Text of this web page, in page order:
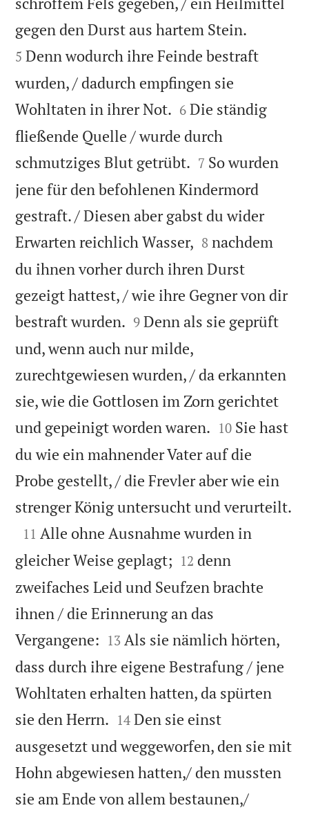
gegen den Durst aus hartem Stein.
5 Denn wodurch ihre Feinde bestraft
wurden, / dadurch empfingen sie
Wohltaten in ihrer Not. 

6 Die ständig
fließende Quelle / wurde durch
schmutziges Blut getrübt. 

7 So wurden
jene für den befohlenen Kindermord
gestraft. / Diesen aber gabst du wider
Erwarten reichlich Wasser, 

8 nachdem
du ihnen vorher durch ihren Durst
gezeigt hattest, / wie ihre Gegner von dir
bestraft wurden. 

9 Denn als sie geprüft
und, wenn auch nur milde,
zurechtgewiesen wurden, / da erkannten
sie, wie die Gottlosen im Zorn gerichtet
und gepeinigt worden waren. 

10 Sie hast
du wie ein mahnender Vater auf die
Probe gestellt, / die Frevler aber wie ein
strenger König untersucht und verurteilt.

11 Alle ohne Ausnahme wurden in
gleicher Weise geplagt; 

12 denn
zweifaches Leid und Seufzen brachte
ihnen / die Erinnerung an das
Vergangene: 

13 Als sie nämlich hörten,
dass durch ihre eigene Bestrafung / jene
Wohltaten erhalten hatten, da spürten
sie den Herrn. 

14 Den sie einst
ausgesetzt und weggeworfen, den sie mit
Hohn abgewiesen hatten,/ den mussten
sie am Ende von allem bestaunen,/